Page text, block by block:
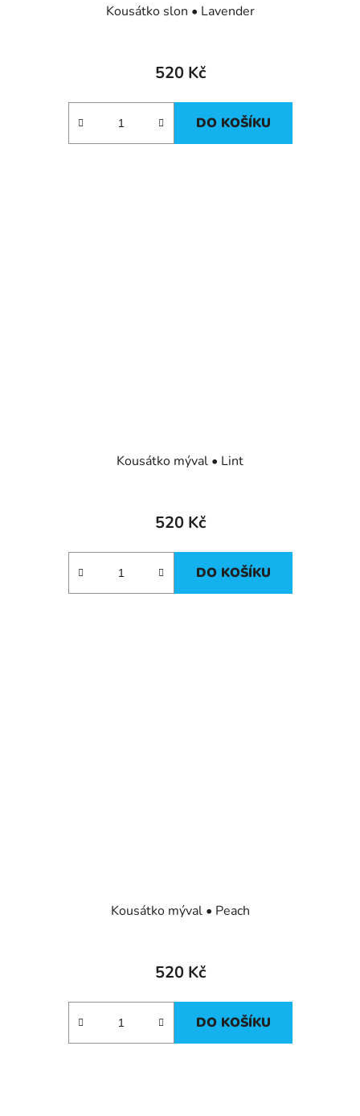
Kousátko slon • Lavender
520 Kč
DO KOŠÍKU
Kousátko mýval • Lint
520 Kč
DO KOŠÍKU
Kousátko mýval • Peach
520 Kč
DO KOŠÍKU